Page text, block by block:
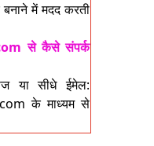
में मदद करती
से कैसे संपर्क
या सीधे ईमेल:
के माध्यम से